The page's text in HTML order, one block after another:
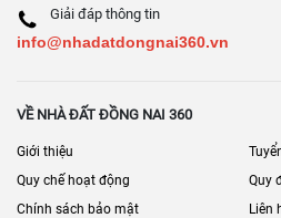
Giải đáp thông tin
info@nhadatdongnai360.vn
VỀ NHÀ ĐẤT ĐỒNG NAI 360
Giới thiệu
Quy chế hoạt động
Quy
Chính sách bảo mật
Liên